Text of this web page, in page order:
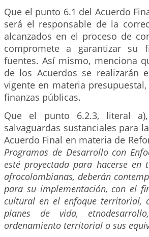
Que el punto 6.1 del Acuerdo
será el responsable de la
alcanzados en el proceso de
compromete a garantizar su
fuentes. Así mismo, menciona
de los Acuerdos se realizarán
vigente en materia
finanzas públicas.
Que el punto 6.2.3, literal
salvaguardas sustanciales para
Acuerdo Final en materia de
Programas de Desarrollo con
esté proyectada para hacerse
afrocolombianas, deberán
para su implementación, con el
cultural en el enfoque territorial,
planes de vida,
ordenamiento territorial o sus